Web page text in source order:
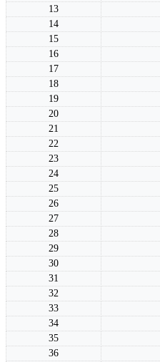
13
14
15
16
17
18
19
20
21
22
23
24
25
26
27
28
29
30
31
32
33
34
35
36